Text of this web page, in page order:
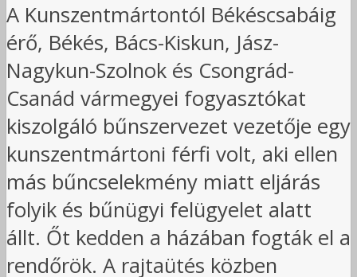
A Kunszentmártontól Békéscsabáig
érő, Békés, Bács-Kiskun, Jász-
Nagykun-Szolnok és Csongrád-
Csanád vármegyei fogyasztókat
kiszolgáló bűnszervezet vezetője egy
kunszentmártoni férfi volt, aki ellen
más bűncselekmény miatt eljárás
folyik és bűnügyi felügyelet alatt
állt. Őt kedden a házában fogták el a
rendőrök. A rajtaütés közben